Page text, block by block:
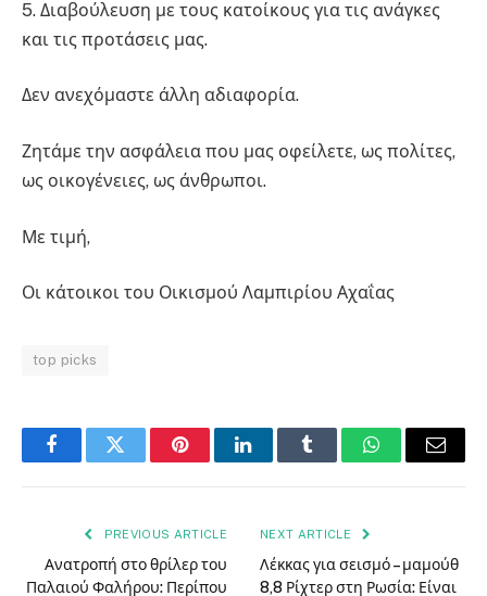
5. Διαβούλευση με τους κατοίκους για τις ανάγκες
και τις προτάσεις μας.
Δεν ανεχόμαστε άλλη αδιαφορία.
Ζητάμε την ασφάλεια που μας οφείλετε, ως πολίτες,
ως οικογένειες, ως άνθρωποι.
Με τιμή,
Οι κάτοικοι του Οικισμού Λαμπιρίου Αχαΐας
top picks
FacebookTwitter PinterestLinkedInTumblr WhatsAppEmail
PREVIOUS ARTICLE
Ανατροπή στο θρίλερ του
Παλαιού Φαλήρου: Περίπου
NEXT ARTICLE
Λέκκας για σεισμό – μαμούθ
8,8 Ρίχτερ στη Ρωσία: Είναι